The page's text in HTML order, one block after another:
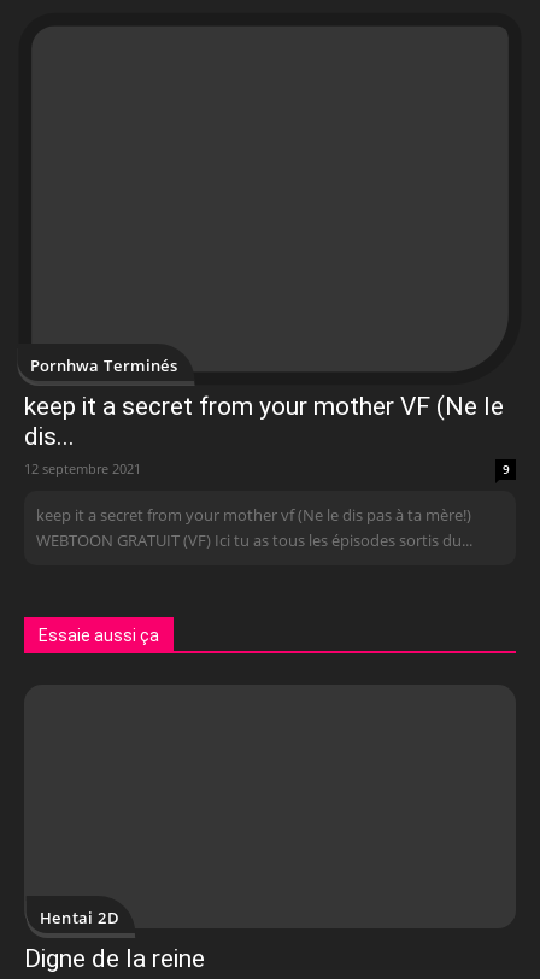
Pornhwa Terminés
keep it a secret from your mother VF (Ne le
dis...
12 septembre 2021 9
keep it a secret from your mother vf (Ne le dis pas à ta mère!)
WEBTOON GRATUIT (VF) Ici tu as tous les épisodes sortis du...
Essaie aussi ça
Hentai 2D
Digne de la reine